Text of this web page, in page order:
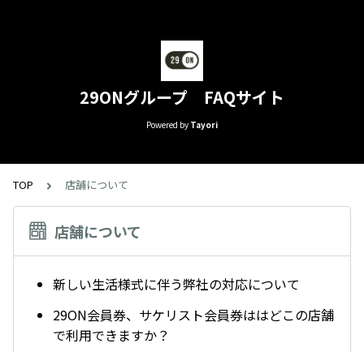
29ONグループ FAQサイト
Powered by Tayori
TOP 店舗について
店舗について
新しい生活様式に伴う弊社の対応について
29ON会員券、サケリスト会員券ははどこの店舗
で利用できますか？